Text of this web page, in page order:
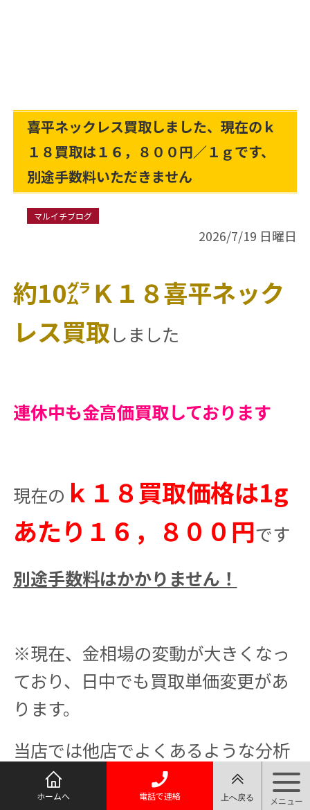
喜平ネックレス買取しました、現在のｋ
１８買取は１６，８００円／１ｇです、
別途手数料いただきません
マルイチブログ
2026/7/19 日曜日
約10㌘Ｋ１８喜平ネック
レス買取しました
連休中も金高価買取しております
現在の ｋ１８買取価格は1g
あたり１６，８００円です
別途手数料はかかりません！
※現在、金相場の変動が大きくなっ
ており、日中でも買取単価変更があ
ります。
当店では他店でよくあるような分析
料や鑑定料などの名目で別に手数料
ホームへ 電話で連絡